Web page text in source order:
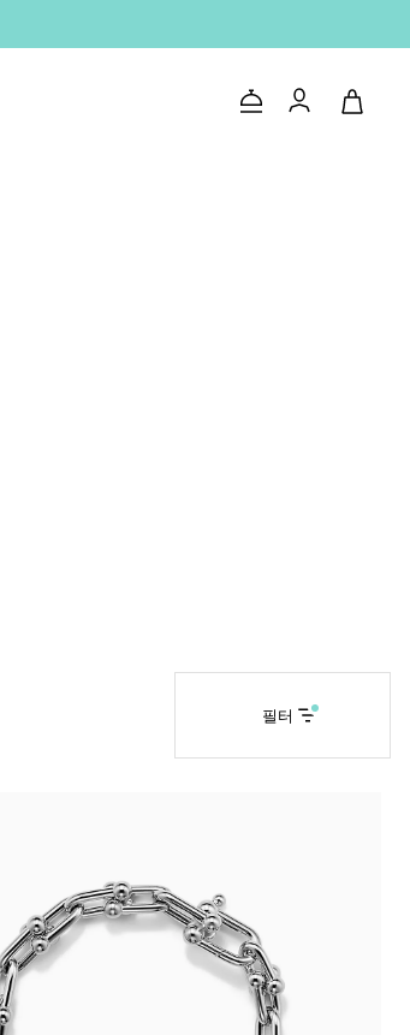
문의하기로그인
필터